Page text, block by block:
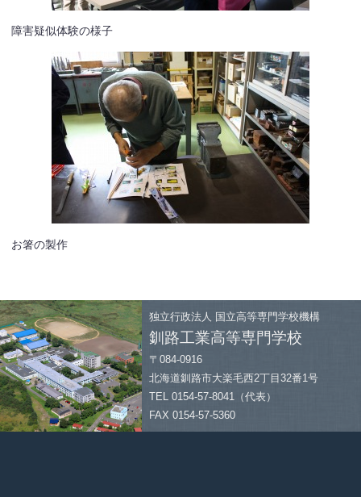
障害疑似体験の様子
お箸の製作
独立行政法人 国立高等専門学校機構
釧路工業高等専門学校
〒084-0916
北海道釧路市大楽毛西2丁目32番1号
TEL 0154-57-8041（代表）
FAX 0154-57-5360